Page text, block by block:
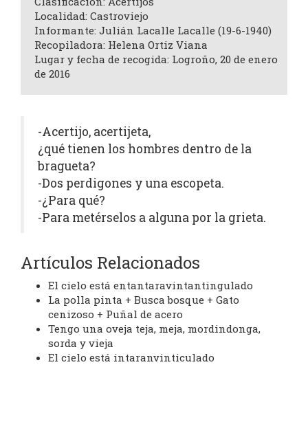
Localidad: Castroviejo
Informante: Julián Lacalle Lacalle (19-6-1940)
Recopiladora: Helena Ortiz Viana
Lugar y fecha de recogida: Logroño, 20 de enero
de 2016
-Acertijo, acertijeta,
¿qué tienen los hombres dentro de la
bragueta?
-Dos perdigones y una escopeta.
-¿Para qué?
-Para metérselos a alguna por la grieta.
Artículos Relacionados
El cielo está entantaravintantingulado
La polla pinta + Busca bosque + Gato
cenizoso + Puñal de acero
Tengo una oveja teja, meja, mordindonga,
sorda y vieja
El cielo está intaranvinticulado